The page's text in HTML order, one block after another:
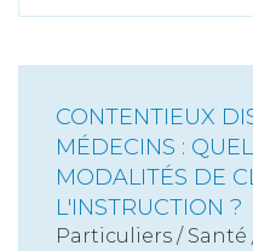
CONTENTIEUX
MÉDECINS :
MODALITÉS DE
L'INSTRUCTION ?
Particuliers / Santé